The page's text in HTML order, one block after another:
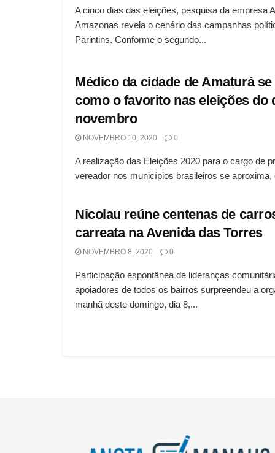
A cinco dias das eleições, pesquisa da empresa
Amazonas revela o cenário das campanhas
Parintins. Conforme o segundo...
Médico da cidade de Amaturá
como o favorito nas eleições do
novembro
NOVEMBRO 10, 2020 0
A realização das Eleições 2020 para o cargo de
vereador nos municípios brasileiros se aproxima,
Nicolau reúne centenas de
carreata na Avenida das Torres
NOVEMBRO 8, 2020 0
Participação espontânea de lideranças
apoiadores de todos os bairros surpreendeu a
manhã deste domingo, dia 8,...